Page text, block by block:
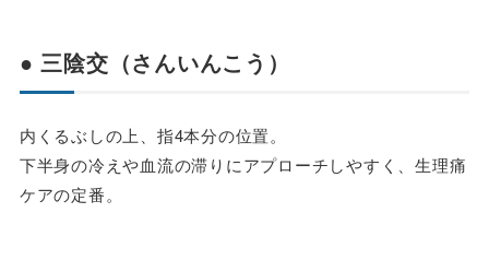
● 三陰交（さんいんこう）
内くるぶしの上、指4本分の位置。
下半身の冷えや血流の滞りにアプローチしやすく、生理痛
ケアの定番。